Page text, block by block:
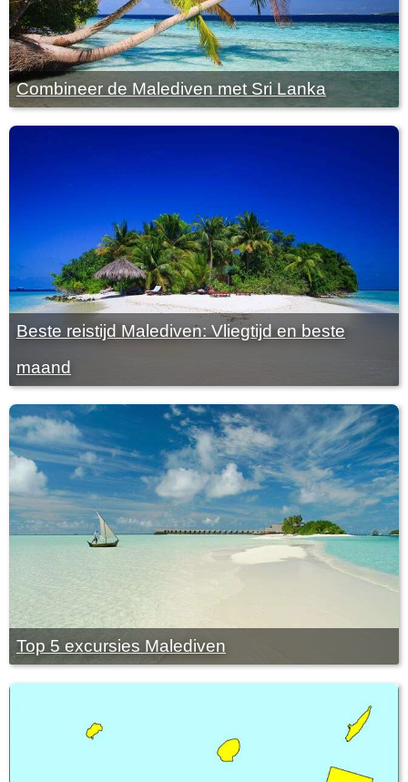
Combineer de Malediven met Sri Lanka
Beste reistijd Malediven: Vliegtijd en beste
maand
Top 5 excursies Malediven